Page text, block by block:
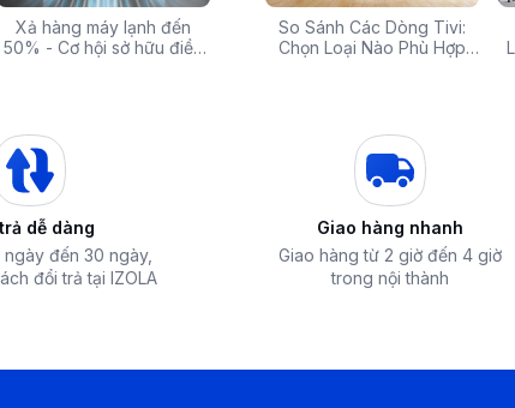
Xả hàng máy lạnh đến
50% - Cơ hội sở hữu điều
Săn Sale Khủng: Hàng
Điện Máy Cao Cấp Giảm
Tivi
Top 10 máy lọc nước nóng
lạnh tốt nhất đáng mua
So Sánh Các Dòng Tivi:
Chọn Loại Nào Phù Hợp
dễ dàng
đến 30 ngày,
đổi trả tại IZOLA
Giao hàng nhanh
Giao hàng từ 2 giờ đến 4 giờ
trong nội thành